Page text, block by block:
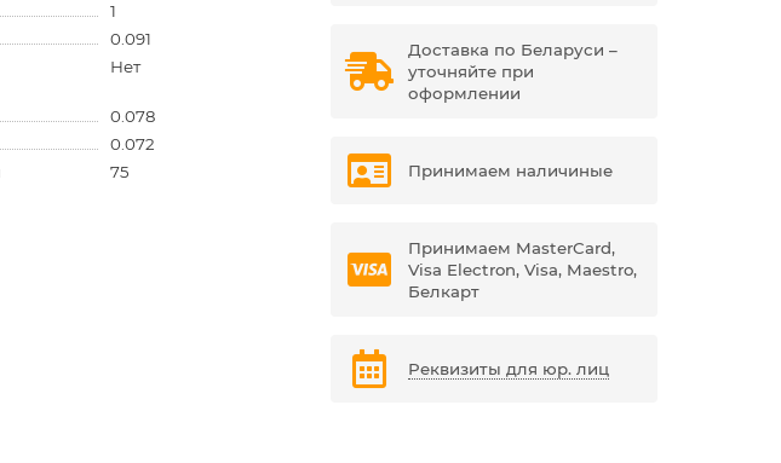
1
0.091
Нет
0.078
0.072
75
Доставка по Беларуси –
уточняйте при
оформлении
Принимаем наличиные
Принимаем MasterCard,
Visa Electron, Visa, Maestro,
Белкарт
Реквизиты для юр. лиц